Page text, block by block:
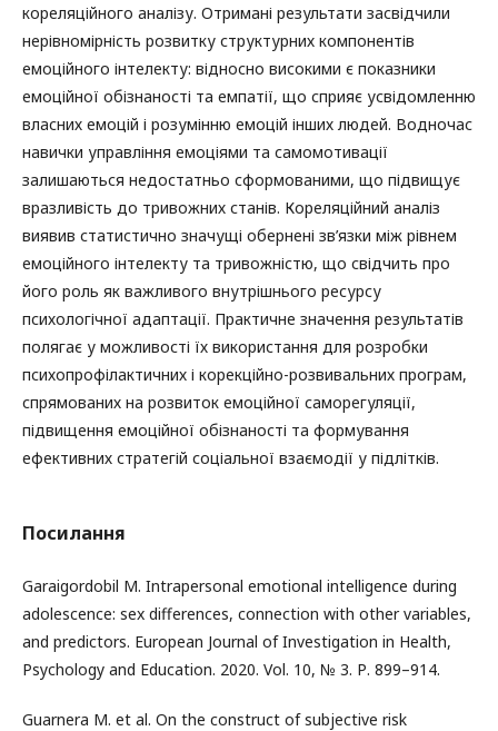
кореляційного аналізу. Отримані результати засвідчили
нерівномірність розвитку структурних компонентів
емоційного інтелекту: відносно високими є показники
емоційної обізнаності та емпатії, що сприяє усвідомленню
власних емоцій і розумінню емоцій інших людей. Водночас
навички управління емоціями та самомотивації
залишаються недостатньо сформованими, що підвищує
вразливість до тривожних станів. Кореляційний аналіз
виявив статистично значущі обернені зв’язки між рівнем
емоційного інтелекту та тривожністю, що свідчить про
його роль як важливого внутрішнього ресурсу
психологічної адаптації. Практичне значення результатів
полягає у можливості їх використання для розробки
психопрофілактичних і корекційно-розвивальних програм,
спрямованих на розвиток емоційної саморегуляції,
підвищення емоційної обізнаності та формування
ефективних стратегій соціальної взаємодії у підлітків.
Посилання
Garaigordobil M. Intrapersonal emotional intelligence during
adolescence: sex differences, connection with other variables,
and predictors. European Journal of Investigation in Health,
Psychology and Education. 2020. Vol. 10, № 3. Р. 899–914.
Guarnera M. et al. On the construct of subjective risk